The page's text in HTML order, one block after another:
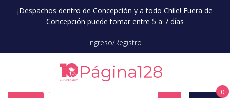
¡Despachos dentro de Concepción y a todo Chile! Fuera de
Concepción puede tomar entre 5 a 7 días
Ingreso/Registro
0